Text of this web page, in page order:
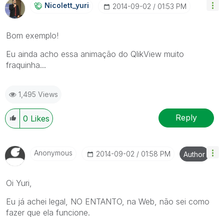
Nicolett_yuri ‎2014-09-02 01:53 PM
Bom exemplo!
Eu ainda acho essa animação do QlikView muito
fraquinha...
1,495 Views
0 Likes Reply
Anonymous ‎2014-09-02 01:58 PM Author
Oi Yuri,
Eu já achei legal, NO ENTANTO, na Web, não sei como
fazer que ela funcione.